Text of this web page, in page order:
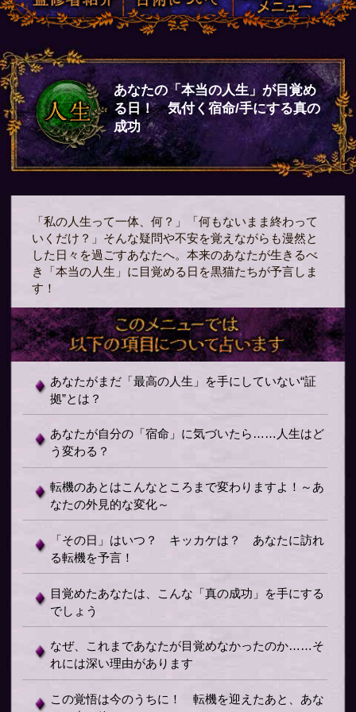
あなたの「本当の人生」が目覚め
る日！ 気付く宿命/手にする真の
成功
「私の人生って一体、何？」「何もないまま終わって
いくだけ？」そんな疑問や不安を覚えながらも漫然と
した日々を過ごすあなたへ。本来のあなたが生きるべ
き「本当の人生」に目覚める日を黒猫たちが予言しま
す！
あなたがまだ「最高の人生」を手にしていない“証
拠”とは？
あなたが自分の「宿命」に気づいたら……人生はど
う変わる？
転機のあとはこんなところまで変わりますよ！～あ
なたの外見的な変化～
「その日」はいつ？ キッカケは？ あなたに訪れ
る転機を予言！
目覚めたあなたは、こんな「真の成功」を手にする
でしょう
なぜ、これまであなたが目覚めなかったのか……そ
れには深い理由があります
この覚悟は今のうちに！ 転機を迎えたあと、あな